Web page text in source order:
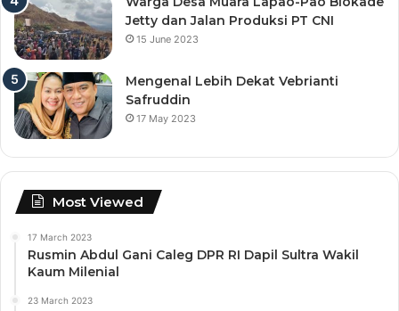
Jetty dan Jalan Produksi PT CNI
15 June 2023
Mengenal Lebih Dekat Vebrianti
Safruddin
17 May 2023
Most Viewed
17 March 2023
Rusmin Abdul Gani Caleg DPR RI Dapil Sultra Wakil
Kaum Milenial
23 March 2023